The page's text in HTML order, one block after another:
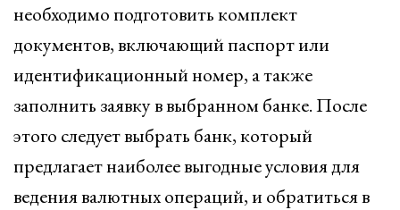
необходимо подготовить комплект
документов, включающий паспорт или
идентификационный номер, а также
заполнить заявку в выбранном банке. После
этого следует выбрать банк, который
предлагает наиболее выгодные условия для
ведения валютных операций, и обратиться в